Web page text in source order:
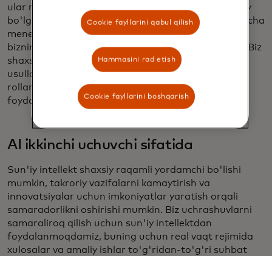
ular rejalashtirish jarayonini o'zlari uchun eng qulay
bo'lgan vaqtda yakunlashlari mumkin. Yollash bo'yicha
menejerlar va nomzodlar uchun tajribani oshirish
bizning natijalarimizni oshirishda davom etmoqda. Biz
shaxsiylashtirishni kuchaytirishning qo'shimcha
usullarini ko'rib chiqmoqdamiz — masalan, ochiq
rollarni taklif qilish uchun sun'iy intellektdan
foydalanish.
AI ikkinchi uchuvchi sifatida
Sun'iy intellekt shaxsiy raqamli yordamchi bo'lishi
mumkin, takroriy vazifalarni kamaytirish va
innovatsiyalar uchun imkoniyatlar yaratish orqali
samaradorlikni oshirishi mumkin. Biz uchrashuvlarni
samaraliroq qilish uchun sun'iy intellektdan
foydalanmoqdamiz, buning uchun real vaqt rejimida
xulosalar va amaliy ishlar to'g'ridan-to'g'ri suhbat
Cookie fayllarini qabul qilish
Hammasini rad etish
Cookie fayllarini boshqarish